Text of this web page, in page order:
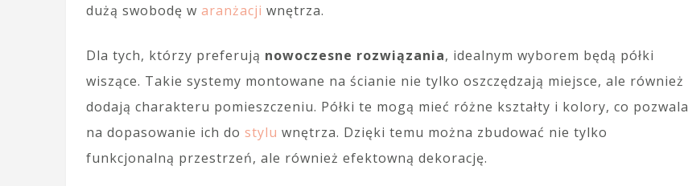
dużą swobodę w aranżacji wnętrza.
Dla tych, którzy preferują nowoczesne rozwiązania, idealnym wyborem będą półki
wiszące. Takie systemy montowane na ścianie nie tylko oszczędzają miejsce, ale również
dodają charakteru pomieszczeniu. Półki te mogą mieć różne kształty i kolory, co pozwala
na dopasowanie ich do stylu wnętrza. Dzięki temu można zbudować nie tylko
funkcjonalną przestrzeń, ale również efektowną dekorację.